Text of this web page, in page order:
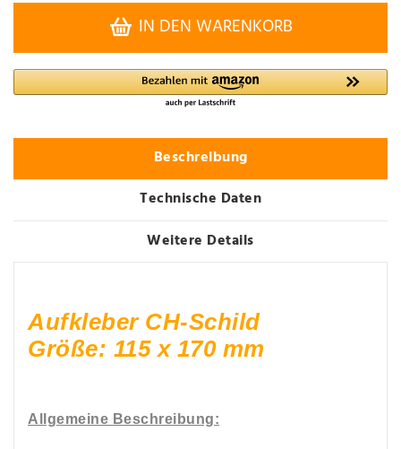
IN DEN WARENKORB
Beschreibung
Technische Daten
Weitere Details
Aufkleber CH-Schild
Größe: 115 x 170 mm
Allgemeine Beschreibung: